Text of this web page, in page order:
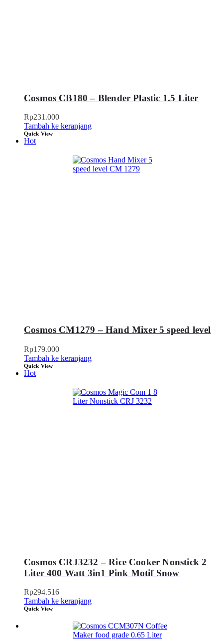
Cosmos CB180 – Blender Plastic 1.5 Liter
Rp231.000
Tambah ke keranjang
Quick View
Hot
Cosmos CM1279 – Hand Mixer 5 speed level
Rp179.000
Tambah ke keranjang
Quick View
Hot
Cosmos CRJ3232 – Rice Cooker Nonstick 2
Liter 400 Watt 3in1 Pink Motif Snow
Rp294.516
Tambah ke keranjang
Quick View